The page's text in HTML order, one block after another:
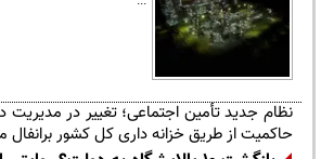
نظام جدید تأمین اجتماعی؛ تغییر در مدیریت
حاکمیت از طریق خزانه داری کل کشور برانفال